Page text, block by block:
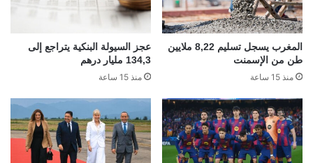
المغرب يسجل تسليم 8,22 ملايين
طن من الإسمنت
منذ 15 ساعة
عجز السيولة البنكية يتراجع إلى
134,3 مليار درهم
منذ 15 ساعة